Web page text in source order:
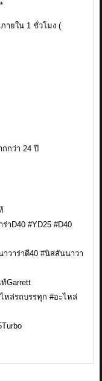
ายใน 1 ชั่วโมง (
กว่า 24 ปี
าD40 #YD25 #D40
าวาร่าดี40 #นิสสันนาวา
Garrett
หล่รถบรรทุก #อะไหล่